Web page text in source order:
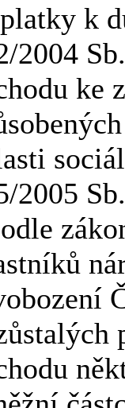
k
2004
ke
2005